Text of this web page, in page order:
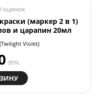
оценок
(маркер 2 в 1)
и царапин 20мл
Violet)
BYN